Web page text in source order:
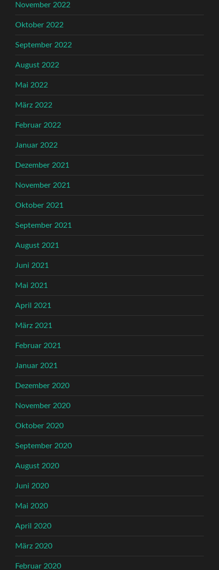
November 2022
Oktober 2022
September 2022
August 2022
Mai 2022
März 2022
Februar 2022
Januar 2022
Dezember 2021
November 2021
Oktober 2021
September 2021
August 2021
Juni 2021
Mai 2021
April 2021
März 2021
Februar 2021
Januar 2021
Dezember 2020
November 2020
Oktober 2020
September 2020
August 2020
Juni 2020
Mai 2020
April 2020
März 2020
Februar 2020